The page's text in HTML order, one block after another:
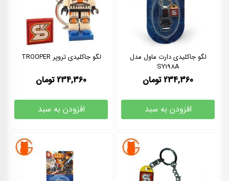
لگو جاکلیدی دارت ماول مدل
SY198A
234,360 تومان
افزودن به سبد
لگو جاکلیدی تروپر TROOPER
234,360 تومان
افزودن به سبد